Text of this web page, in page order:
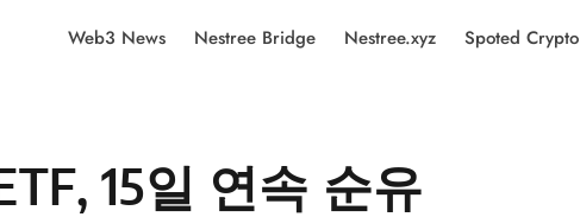
Web3 News Nestree Bridge Nestree.xyz Spoted Crypto
15일 연속 순유